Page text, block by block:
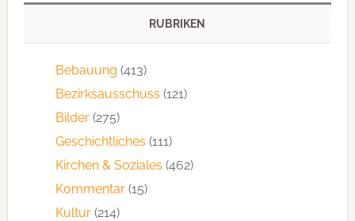
RUBRIKEN
Bebauung (413)
Bezirksausschuss (121)
Bilder(275)
Geschichtliches (111)
Kirchen & Soziales (462)
Kommentar(15)
Kultur(214)